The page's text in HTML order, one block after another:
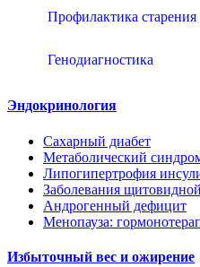
Профилактика старения
Генодиагностика
Эндокринология
Сахарный диабет
Метаболический
Липогипертрофия
Заболевания
Андрогенный дефицит
Менопауза:
Избыточный вес и ожирение